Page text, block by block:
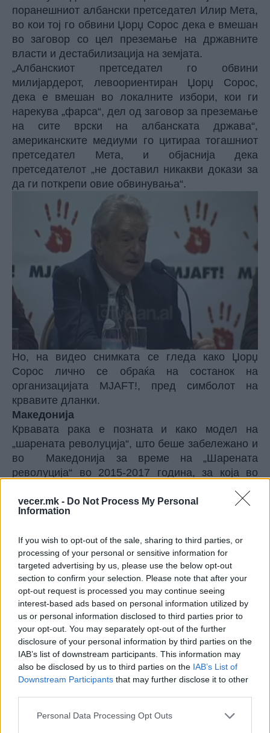
vecer.mk - Do Not Process My Personal
Information
If you wish to opt-out of the sale, sharing to third parties, or
processing of your personal or sensitive information for
targeted advertising by us, please use the below opt-out
section to confirm your selection. Please note that after your
opt-out request is processed you may continue seeing
interest-based ads based on personal information utilized by
us or personal information disclosed to third parties prior to
your opt-out. You may separately opt-out of the further
disclosure of your personal information by third parties on the
IAB’s list of downstream participants. This information may
also be disclosed by us to third parties on the IAB’s List of
Downstream Participants that may further disclose it to other
Personal Data Processing Opt Outs
поранешниот албански претседател Илир Мета,
во кои тој го обвини Џорџ Сорос дека е вмешан
во заговор со цел преземање на државните
власти и дестабилизација на земјата.
„Албанскиот претседател го обвини
милијардерот, левоориентиран Џорџ Сорос,
дека е вмешан во локалните избори, кои ги
нарекува „фарса“, дел од заговор за преземање
на сите врски на албанската држава“,
американските медиуми го цитираа тогашниот
претседател Мета, и објаснија дека
претседателот „не доставил никакви докази за
да ги поткрепи овие обвинувања“.
Но, на видео снимката се гледа како Џорџ
Сорос лично се обраќа на состанок на
организацијата MJAFT!, пред симболот на
крвавите дланки.
Македонија
Крвавата рака е позната и како модел на
„шарената револуција“, што беше забележано и
во Македонија за време на „Шарената
револуција“ во 2015-2017 година, за која во
мотивите и последиците а и финансирањето
кое се докажува и од истрагите на властите во
претседател.
Нова фаза во војната: ИРАНЦИТЕ
НАЈАВУВААТ НАПАД ВРЗ ЛИЧНИОТ
ИМОТ НА ТРАМП И НЕГОВИТЕ
ПАРТНЕРИ
РАЗУЗНАВАЊЕТО НА САД
АЛАРМИРА - Путин подготвува
нов удар
Состојбата дека новинари и дел од лидерите на
“шарената револуција“ денес се откажуваат од
неа и се трудат да ја исперат својата